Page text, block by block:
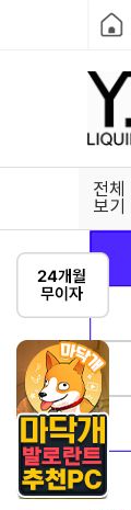
전체
보기